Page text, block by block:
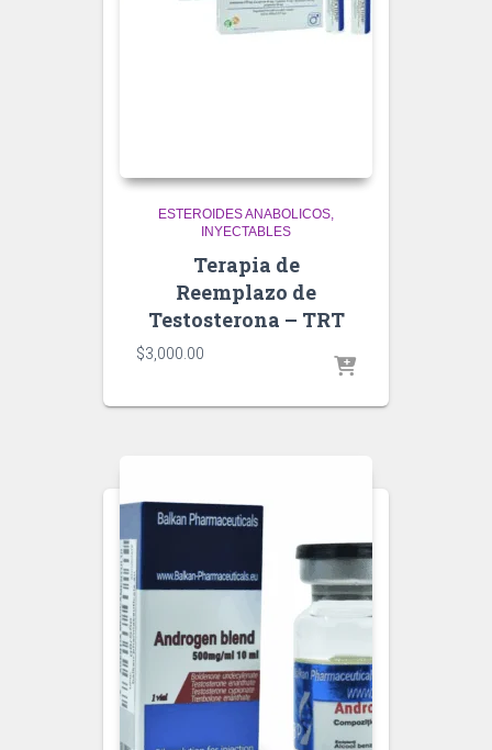
ESTEROIDES ANABOLICOS
INYECTABLES
Terapia de
Reemplazo de
Testosterona – TRT
$3,000.00